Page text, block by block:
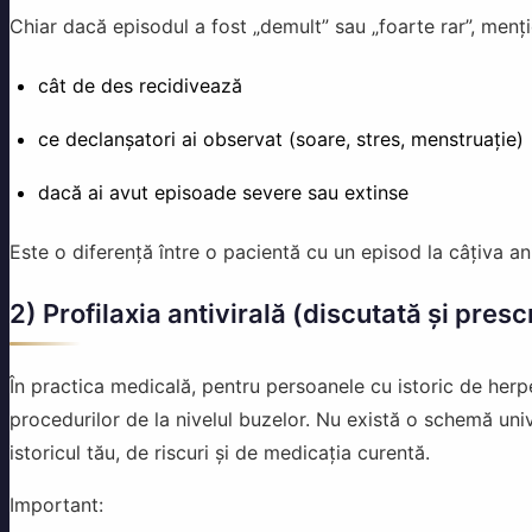
Chiar dacă episodul a fost „demult” sau „foarte rar”,
cât de des recidivează
ce declanșatori ai observat (soare, stres, menstruație)
dacă ai avut episoade severe sau extinse
Este o diferență între o pacientă cu un episod la câțiva
2) Profilaxia antivirală (discutată și
În practica medicală, pentru persoanele cu istoric de
procedurilor de la nivelul buzelor. Nu există o schemă
istoricul tău, de riscuri și de medicația curentă.
Important: